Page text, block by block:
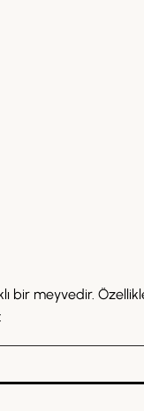
bir meyvedir.